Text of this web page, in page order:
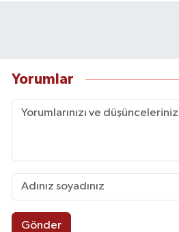
Yorumlar
Gönder